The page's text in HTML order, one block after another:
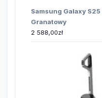
Samsung Galaxy S25
Granatowy
2 588,00zł